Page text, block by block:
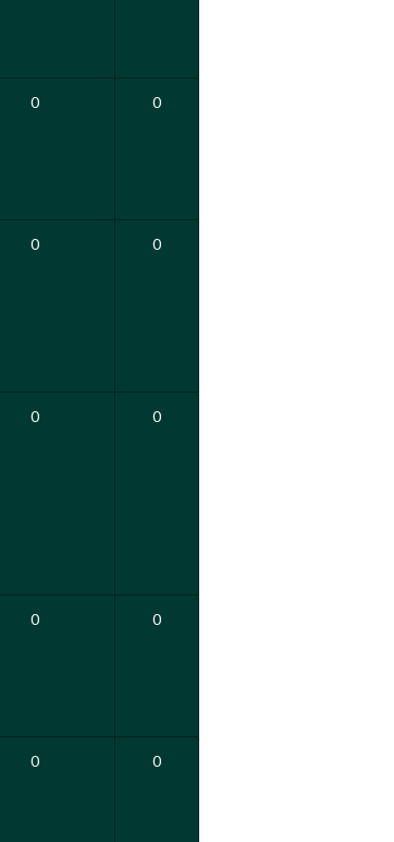
0 0
0 0
0 0
0 0
0 0